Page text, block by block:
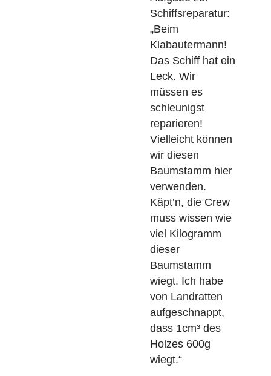
erstellt, als ich
nach passenden
mathematischen
Fragestellungen
und Problemen
zum neuen
Piraten-Narrativ
suchte. Ein
Beispiel für eine
solche, zur
Piraten-Story
passenden
Aufgabe ist die
Aufgabe zur
Schiffsreparatur:
„Beim
Klabautermann!
Das Schiff hat ein
Leck. Wir
müssen es
schleunigst